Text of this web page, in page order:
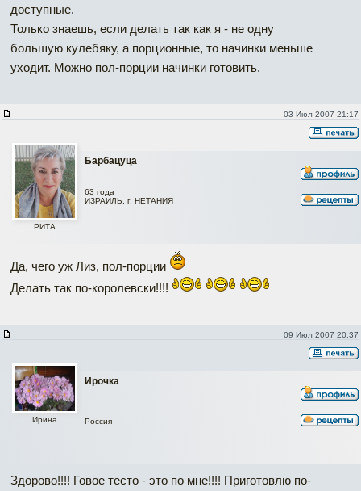
доступные.
Только знаешь, если делать так как я - не одну
большую кулебяку, а порционные, то начинки меньше
уходит. Можно пол-порции начинки готовить.
03 Июл 2007 21:17
Барбацуца
РИТА
63 года
ИЗРАИЛЬ, г. НЕТАНИЯ
Да, чего уж Лиз, пол-порции
Делать так по-королевски!!!!
09 Июл 2007 20:37
Ирочка
Ирина Россия
Здорово!!!! Говое тесто - это по мне!!!! Приготовлю по-